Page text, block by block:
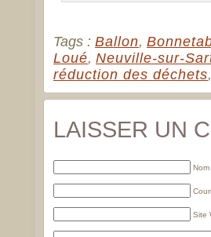
Tags : Ballon,
Loué, Neuville-sur-
réduction des déchets,
LAISSER UN
Site